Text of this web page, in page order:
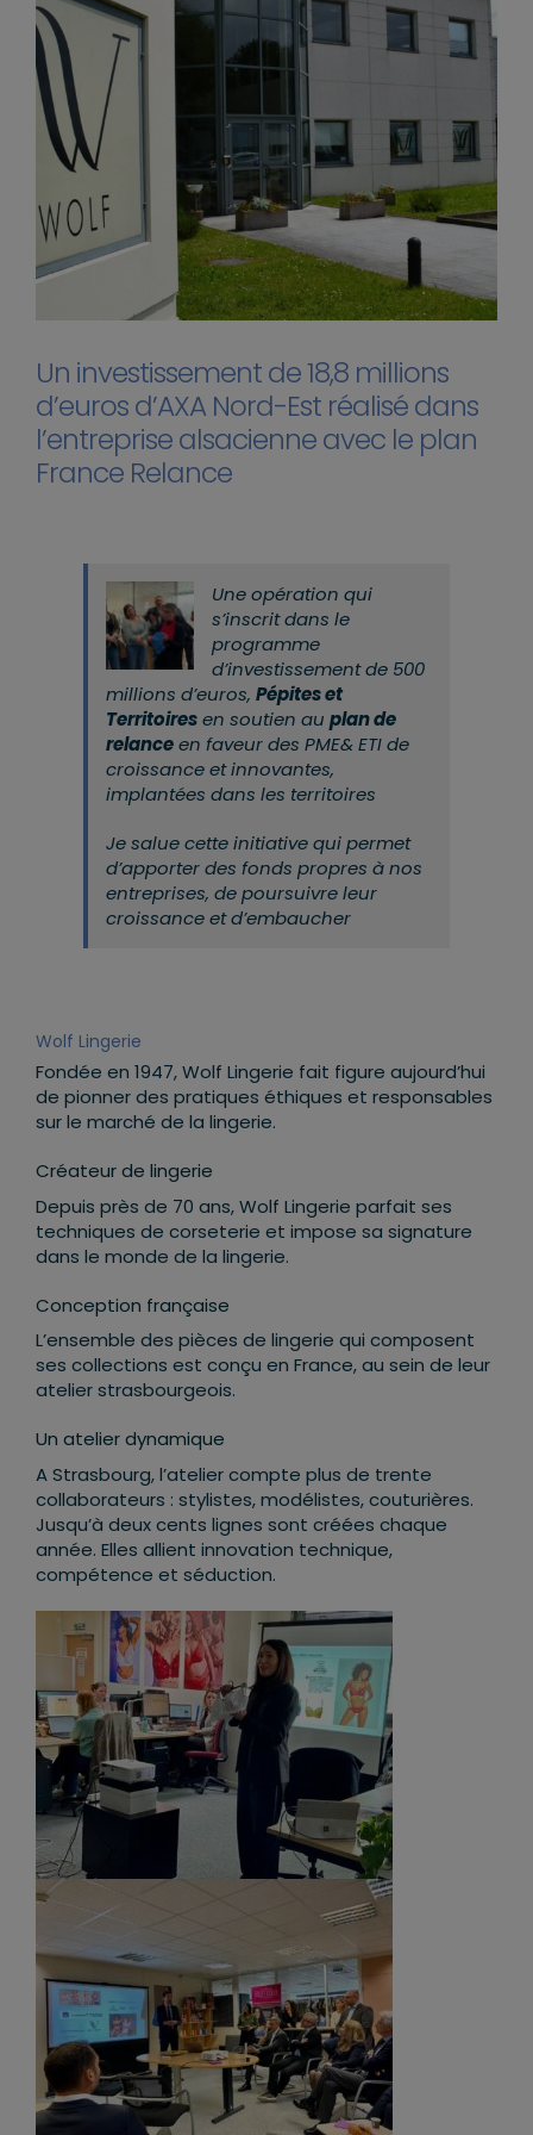
Un investissement de 18,8 millions
d’euros d’AXA Nord-Est réalisé dans
l’entreprise alsacienne avec le plan
France Relance
Une opération qui
s’inscrit dans le
programme
d’investissement de 500
millions d’euros, Pépites et
Territoiresen soutien au plan de
relanceen faveur des PME& ETI de
croissance et innovantes,
implantées dans les territoires
Je salue cette initiative qui permet
d’apporter des fonds propres à nos
entreprises, de poursuivre leur
croissance et d’embaucher
Wolf Lingerie
Fondée en 1947, Wolf Lingerie fait figure aujourd’hui
de pionner des pratiques éthiques et responsables
sur le marché de la lingerie.
Créateur de lingerie
Depuis près de 70 ans, Wolf Lingerie parfait ses
techniques de corseterie et impose sa signature
dans le monde de la lingerie.
Conception française
L’ensemble des pièces de lingerie qui composent
ses collections est conçu en France, au sein de leur
atelier strasbourgeois.
Un atelier dynamique
A Strasbourg, l’atelier compte plus de trente
collaborateurs : stylistes, modélistes, couturières.
Jusqu’à deux cents lignes sont créées chaque
année. Elles allient innovation technique,
compétence et séduction.